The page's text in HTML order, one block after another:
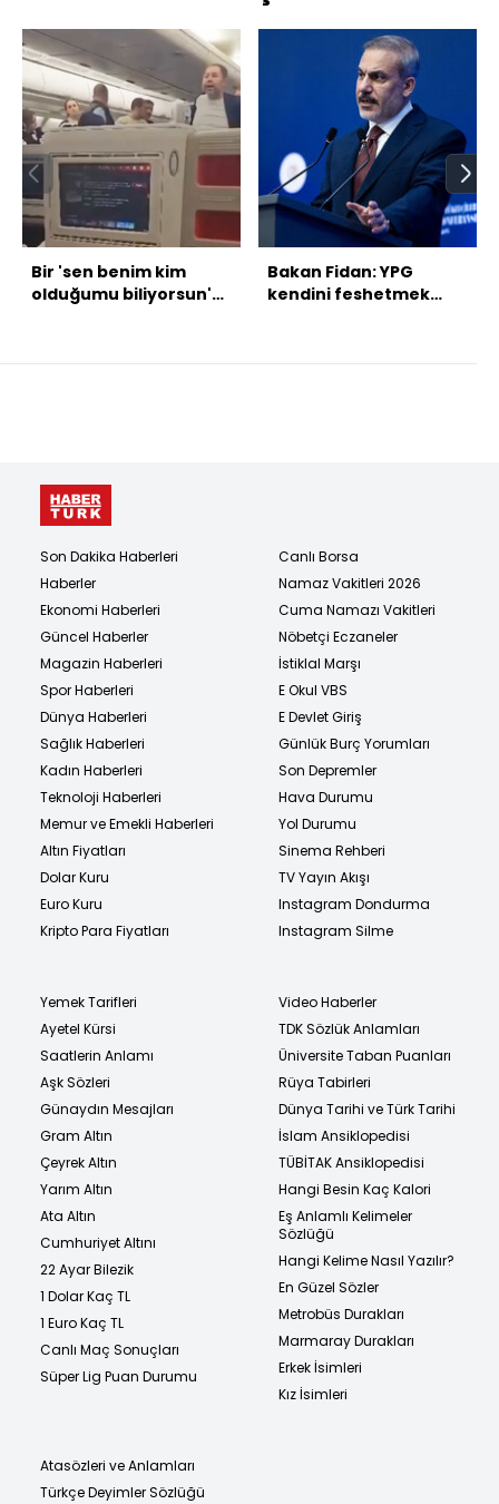
Bir 'sen benim kim
olduğumu biliyorsun'
Bakan Fidan: YPG
kendini feshetmek
Son Dakika Haberleri
Haberler
Ekonomi Haberleri
Güncel Haberler
Magazin Haberleri
Spor Haberleri
Dünya Haberleri
Sağlık Haberleri
Kadın Haberleri
Teknoloji Haberleri
Memur ve Emekli Haberleri
Altın Fiyatları
Dolar Kuru
Euro Kuru
Kripto Para Fiyatları
Canlı Borsa
Namaz Vakitleri 2026
Cuma Namazı Vakitleri
Nöbetçi Eczaneler
İstiklal Marşı
E Okul VBS
E Devlet Giriş
Günlük Burç Yorumları
Son Depremler
Hava Durumu
Yol Durumu
Sinema Rehberi
TV Yayın Akışı
Instagram Dondurma
Instagram Silme
Yemek Tarifleri
Ayetel Kürsi
Saatlerin Anlamı
Aşk Sözleri
Günaydın Mesajları
Gram Altın
Çeyrek Altın
Yarım Altın
Ata Altın
Cumhuriyet Altını
22 Ayar Bilezik
1 Dolar Kaç TL
1 Euro Kaç TL
Canlı Maç Sonuçları
Süper Lig Puan Durumu
Video Haberler
TDK Sözlük Anlamları
Üniversite Taban Puanları
Rüya Tabirleri
Dünya Tarihi ve Türk Tarihi
İslam Ansiklopedisi
TÜBİTAK Ansiklopedisi
Hangi Besin Kaç Kalori
Eş Anlamlı Kelimeler
Sözlüğü
Hangi Kelime Nasıl Yazılır?
En Güzel Sözler
Metrobüs Durakları
Marmaray Durakları
Erkek İsimleri
Kız İsimleri
Atasözleri ve Anlamları
Türkçe Deyimler Sözlüğü